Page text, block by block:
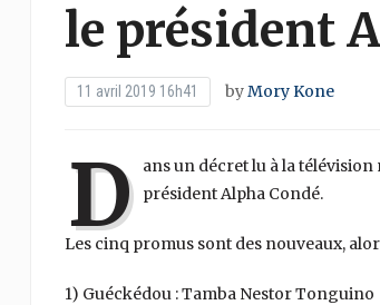
le président
11 avril 2019 16h41 byMory Kone
D
ans un décret lu à la
président Alpha Condé.
Les cinq promus sont des nouveaux,
1) Guéckédou : Tamba Nestor Tonguino